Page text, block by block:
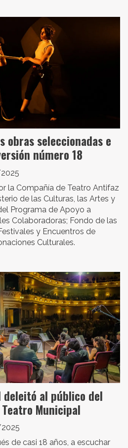
obras seleccionadas e
número 18
la Compañía de Teatro Antifaz
de las Culturas, las Artes y
Programa de Apoyo a
Colaboradoras; Fondo de las
y Encuentros de
Culturales.
deleitó al público del
Municipal
de casi 18 años, a escuchar